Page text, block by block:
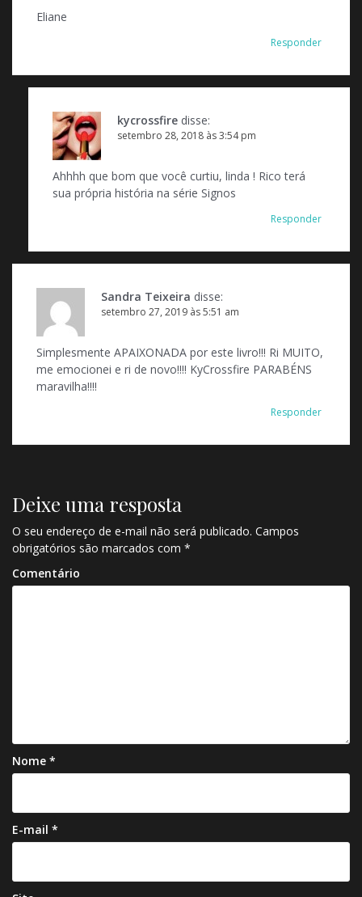
Eliane
Responder
kycrossfire disse:
setembro 28, 2018 às 3:54 pm
Ahhhh que bom que você curtiu, linda ! Rico terá
sua própria história na série Signos
Responder
Sandra Teixeira disse:
setembro 27, 2019 às 5:51 am
Simplesmente APAIXONADA por este livro!!! Ri MUITO,
me emocionei e ri de novo!!!! KyCrossfire PARABÉNS
maravilha!!!!
Responder
Deixe uma resposta
O seu endereço de e-mail não será publicado. Campos
obrigatórios são marcados com *
Comentário
Nome *
E-mail *